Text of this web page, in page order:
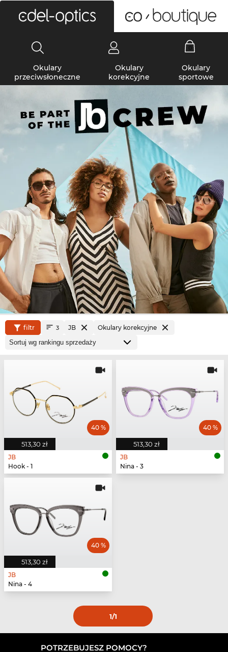
Okulary
przeciwsłoneczne
Okulary
korekcyjne
Okulary
sportowe
filtr 3 JB Okulary korekcyjne
513,30 zł
40 %
JB
Hook - 1
513,30 zł
40 %
JB
Nina - 3
513,30 zł
40 %
JB
Nina - 4
1/1
POTRZEBUJESZ POMOCY?